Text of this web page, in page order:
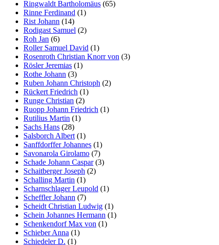
Ringwaldt Bartholomäus (65)
Rinne Ferdinand (1)
Rist Johann (14)
Rodigast Samuel (2)
Roh Jan (6)
Roller Samuel David (1)
Rosenroth Christian Knorr von (3)
Rösler Jeremias (1)
Rothe Johann (3)
Ruben Johann Christoph (2)
Rückert Friedrich (1)
Runge Christian (2)
Ruopp Johann Friedrich (1)
Rutilius Martin (1)
Sachs Hans (28)
Salsborch Albert (1)
Sanffdorffer Johannes (1)
Savonarola Girolamo (7)
Schade Johann Caspar(3)
Schaitberger Joseph (2)
Schalling Martin (1)
Scharnschlager Leupold (1)
Scheffler Johann (7)
Scheidt Christian Ludwig (1)
Schein Johannes Hermann (1)
Schenkendorf Max von (1)
Schieber Anna (1)
Schiedeler D. (1)